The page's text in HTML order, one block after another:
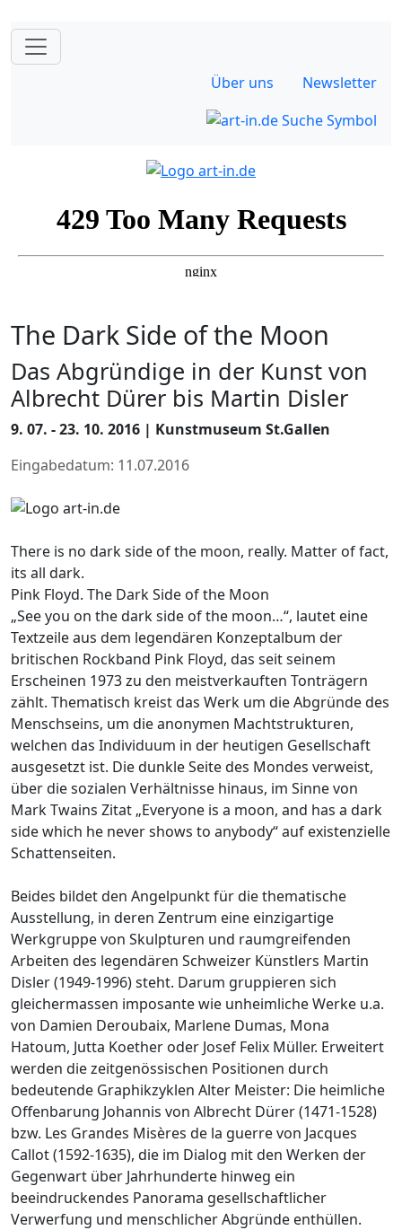
Über uns Newsletter
The Dark Side of the Moon
Das Abgründige in der Kunst von
Albrecht Dürer bis Martin Disler
9. 07. - 23. 10. 2016 | Kunstmuseum St.Gallen
Eingabedatum: 11.07.2016
There is no dark side of the moon, really. Matter of fact,
its all dark.
Pink Floyd. The Dark Side of the Moon
„See you on the dark side of the moon…“, lautet eine
Textzeile aus dem legendären Konzeptalbum der
britischen Rockband Pink Floyd, das seit seinem
Erscheinen 1973 zu den meistverkauften Tonträgern
zählt. Thematisch kreist das Werk um die Abgründe des
Menschseins, um die anonymen Machtstrukturen,
welchen das Individuum in der heutigen Gesellschaft
ausgesetzt ist. Die dunkle Seite des Mondes verweist,
über die sozialen Verhältnisse hinaus, im Sinne von
Mark Twains Zitat „Everyone is a moon, and has a dark
side which he never shows to anybody“ auf existenzielle
Schattenseiten.
Beides bildet den Angelpunkt für die thematische
Ausstellung, in deren Zentrum eine einzigartige
Werkgruppe von Skulpturen und raumgreifenden
Arbeiten des legendären Schweizer Künstlers Martin
Disler (1949-1996) steht. Darum gruppieren sich
gleichermassen imposante wie unheimliche Werke u.a.
von Damien Deroubaix, Marlene Dumas, Mona
Hatoum, Jutta Koether oder Josef Felix Müller. Erweitert
werden die zeitgenössischen Positionen durch
bedeutende Graphikzyklen Alter Meister: Die heimliche
Offenbarung Johannis von Albrecht Dürer (1471-1528)
bzw. Les Grandes Misères de la guerre von Jacques
Callot (1592-1635), die im Dialog mit den Werken der
Gegenwart über Jahrhunderte hinweg ein
beeindruckendes Panorama gesellschaftlicher
Verwerfung und menschlicher Abgründe enthüllen.